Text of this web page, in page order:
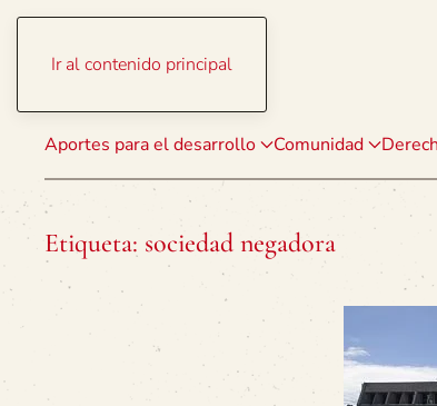
Ir al contenido principal
Aportes para el desarrollo Comunidad
Etiqueta: sociedad negadora